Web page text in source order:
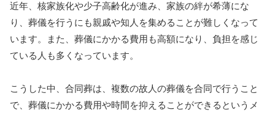
近年、核家族化や少子高齢化が進み、家族の絆が希薄にな
り、葬儀を行うにも親戚や知人を集めることが難しくなって
います。また、葬儀にかかる費用も高額になり、負担を感じ
ている人も多くなっています。
こうした中、合同葬は、複数の故人の葬儀を合同で行うこと
で、葬儀にかかる費用や時間を抑えることができるというメ